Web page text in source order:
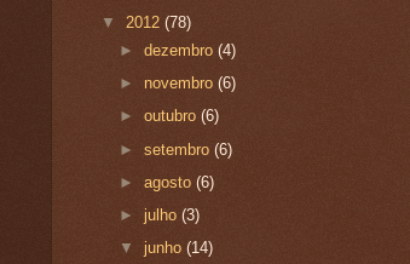
▼ 2012 (78)
►dezembro(4)
► novembro(6)
►outubro(6)
►setembro(6)
►agosto(6)
►julho(3)
▼junho(14)